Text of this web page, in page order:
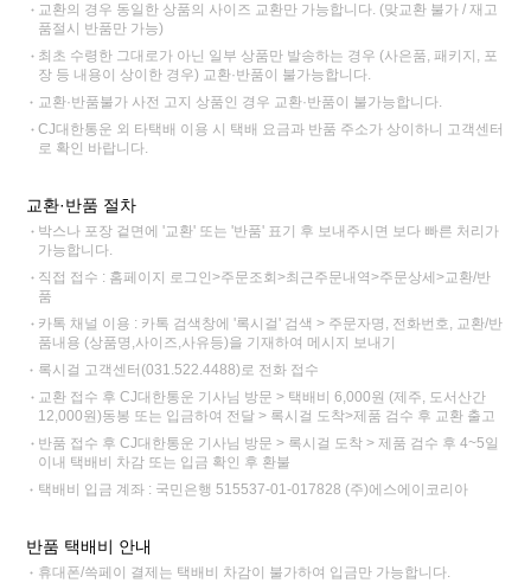
교환의 경우 동일한 상품의 사이즈 교환만 가능합니다. (맞교환 불가 / 재고
품절시 반품만 가능)
최초 수령한 그대로가 아닌 일부 상품만 발송하는 경우 (사은품, 패키지, 포
장 등 내용이 상이한 경우) 교환·반품이 불가능합니다.
교환·반품불가 사전 고지 상품인 경우 교환·반품이 불가능합니다.
CJ대한통운 외 타택배 이용 시 택배 요금과 반품 주소가 상이하니 고객센터
로 확인 바랍니다.
교환·반품 절차
박스나 포장 겉면에 '교환' 또는 '반품' 표기 후 보내주시면 보다 빠른 처리가
가능합니다.
직접 접수 : 홈페이지 로그인>주문조회>최근주문내역>주문상세>교환/반
품
카톡 채널 이용 : 카톡 검색창에 '록시걸' 검색 > 주문자명, 전화번호, 교환/반
품내용 (상품명,사이즈,사유등)을 기재하여 메시지 보내기
록시걸 고객센터(031.522.4488)로 전화 접수
교환 접수 후 CJ대한통운 기사님 방문 > 택배비 6,000원 (제주, 도서산간
12,000원)동봉 또는 입금하여 전달 > 록시걸 도착>제품 검수 후 교환 출고
반품 접수 후 CJ대한통운 기사님 방문 > 록시걸 도착 > 제품 검수 후 4~5일
이내 택배비 차감 또는 입금 확인 후 환불
택배비 입금 계좌 : 국민은행 515537-01-017828 (주)에스에이코리아
반품 택배비 안내
휴대폰/쓱페이 결제는 택배비 차감이 불가하여 입금만 가능합니다.